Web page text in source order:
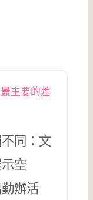
主要的差
同：文
空
辦活